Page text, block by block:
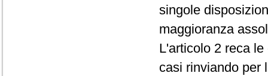
singole
maggioranza
L'articolo 2 reca
casi rinviando per